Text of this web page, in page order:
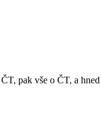
pak vše o ČT, a